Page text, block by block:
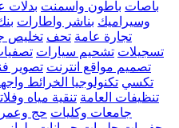
باصات باطون واسمنت بدلات
وسيراميك بناشر واطارات
تجارة عامة تحف تخليص
تسجيلات تشحيم سيارات
تصميم مواقع انترنت تصوير
تكسي تكنولوجيا الخرائط
تنظيفات العامة تنقية مياه
جامعات وكليات حج